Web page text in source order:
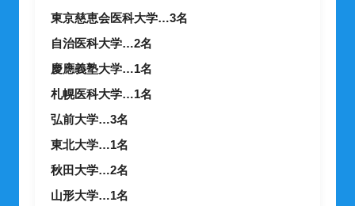
東京慈恵会医科大学…3名
自治医科大学…2名
慶應義塾大学…1名
札幌医科大学…1名
弘前大学…3名
東北大学…1名
秋田大学…2名
山形大学…1名